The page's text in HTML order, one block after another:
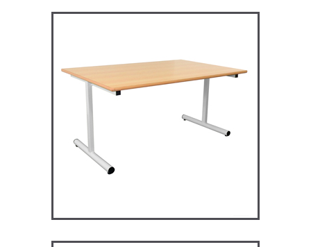
RM128 – Restauration
Maggie
TABLES ET MANGE DEBOUT